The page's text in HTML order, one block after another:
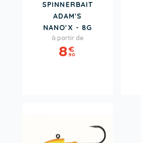
SPINNERBAIT
ADAM'S
NANO'X - 8G
Prix
à partir de
8€
90